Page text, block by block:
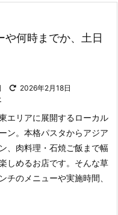
何時までか、土日
2026年2月18日
エリアに展開するローカル
ン。 本格パスタからアジア
、肉料理・石焼ご飯まで幅
しめるお店です。 そんな草
チのメニューや実施時間、